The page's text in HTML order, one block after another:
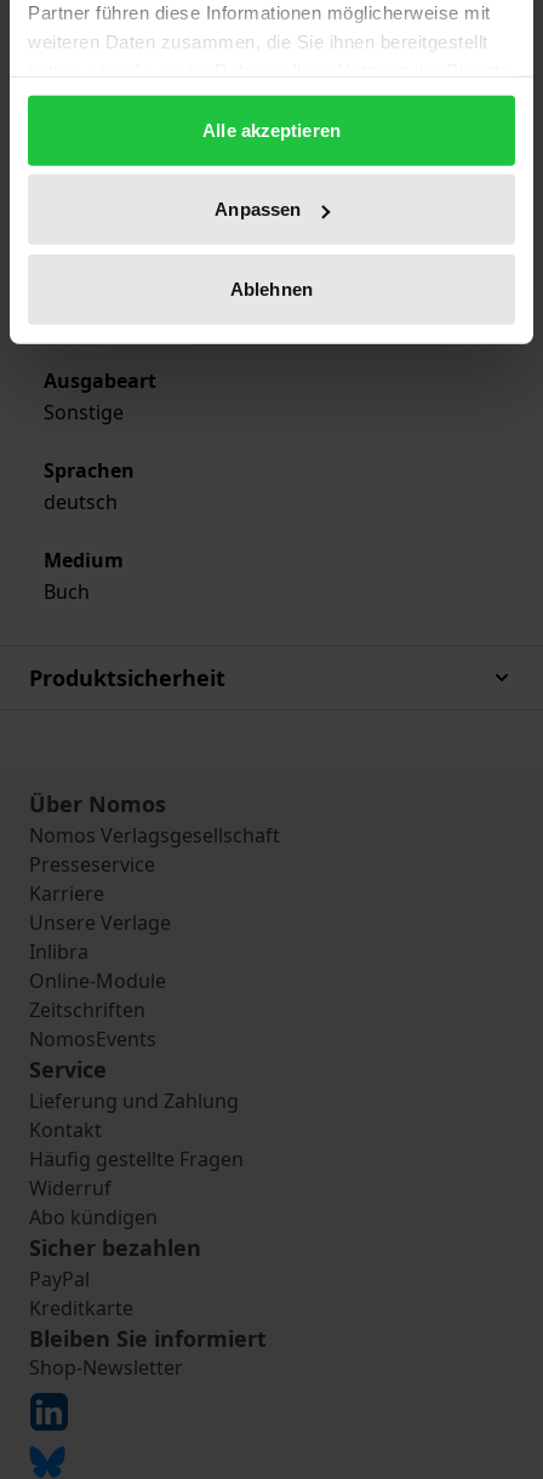
Partner führen diese Informationen möglicherweise mit
weiteren Daten zusammen, die Sie ihnen bereitgestellt
gesammelt haben.
Alle akzeptieren
Anpassen
Ablehnen
ISBN
978-3-7890-9833-8
Nomos
Ausgabeart
Sonstige
Sprachen
deutsch
Medium
Buch
Produktsicherheit
Über Nomos
Nomos Verlagsgesellschaft
Presseservice
Karriere
Unsere Verlage
Inlibra
Online-Module
Zeitschriften
NomosEvents
Service
Lieferung und Zahlung
Kontakt
Häufig gestellte Fragen
Widerruf
Abo kündigen
Sicher bezahlen
PayPal
Kreditkarte
Bleiben Sie informiert
Shop-Newsletter